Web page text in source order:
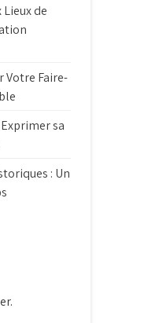
Lieux de
Votre Faire-
sa
: Un